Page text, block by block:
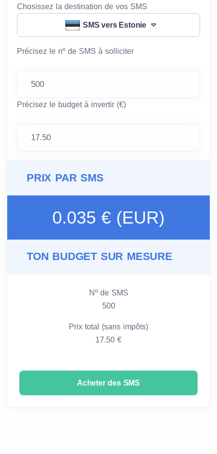
Chosissez la destination de vos SMS
SMS vers Estonie
Précisez le nº de SMS à solliciter
Précisez le budget à invertir (€)
PRIX PAR SMS
0.035 € (EUR)
TON BUDGET SUR MESURE
Nº de SMS
500
Prix total (sans impôts)
17.50 €
Acheter des SMS